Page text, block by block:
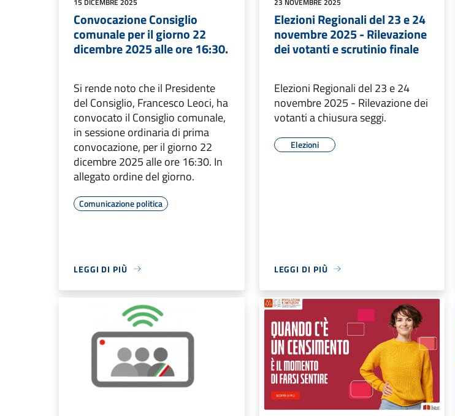
Convocazione Consiglio
comunale per il giorno 22
dicembre 2025 alle ore 16:30.
Si rende noto che il Presidente
del Consiglio, Francesco Leoci, ha
convocato il Consiglio comunale,
in sessione ordinaria di prima
convocazione, per il giorno 22
dicembre 2025 alle ore 16:30. In
allegato ordine del giorno.
Comunicazione politica
LEGGI DI PIÙ
Elezioni Regionali del 23 e 24
novembre 2025 - Rilevazione
dei votanti e scrutinio finale
Elezioni Regionali del 23 e 24
novembre 2025 - Rilevazione dei
votanti a chiusura seggi.
Elezioni
LEGGI DI PIÙ